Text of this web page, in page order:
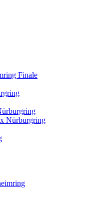
Finale
Nürburgring